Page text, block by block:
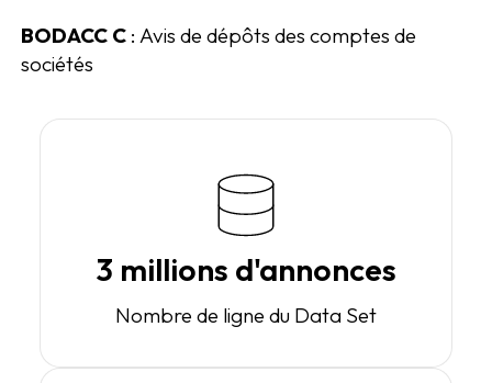
BODACC C: Avis de dépôts des comptes de
sociétés
3 millions d'annonces
Nombre de ligne du Data Set